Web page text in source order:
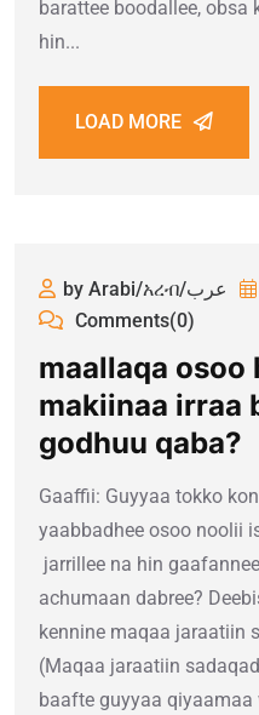
barattee boodallee,
hin...
LOAD MORE
by Arabi/አረብ/عرب
Comments(0)
maallaqa osoo
makiinaa irraa
godhuu qaba?
Gaaffii: Guyyaa tokko
yaabbadhee osoo noolii
jarrillee na hin
achumaan dabree?
kennine maqaa jaraatiin
(Maqaa jaraatiin
baafte guyyaa